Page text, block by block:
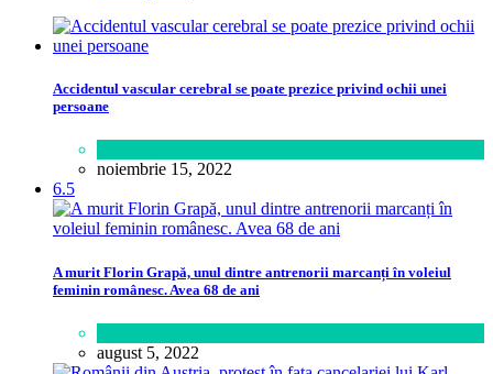
Accidentul vascular cerebral se poate prezice privind ochii unei
persoane
noiembrie 15, 2022
6.5
A murit Florin Grapă, unul dintre antrenorii marcanți în voleiul
feminin românesc. Avea 68 de ani
august 5, 2022